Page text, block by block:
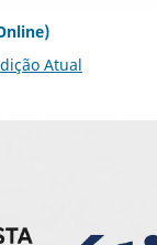
Atual